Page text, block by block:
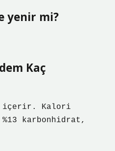
yenir mi?
Kaç
içerir. Kalori
karbonhidrat,